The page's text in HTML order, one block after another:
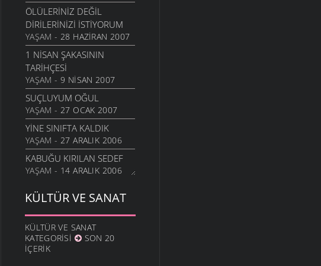
ÖLÜLERINIZ DEĞIL
DIRILERINIZI İSTIYORUM
YAŞAM - 28 HAZIRAN 2007
1 NISAN ŞAKASININ
TARIHÇESI
YAŞAM - 9 NISAN 2007
SUÇLUYUM OĞUL
YAŞAM - 27 OCAK 2007
YINE SINIFTA KALDIK
YAŞAM - 27 ARALIK 2006
KABUĞU KIRILAN SEDEF
YAŞAM - 14 ARALIK 2006
SOSYAL FOBI NEDIR ?
YAŞAM - 4 ARALIK 2006
HANGI MESLEK BU TADI
VEREBILIR?
YAŞAM- 25 KASIM 2006
KÜLTÜR VE SANAT
KÜLTÜR VE SANAT
KATEGORISI
SON 20
İÇERIK